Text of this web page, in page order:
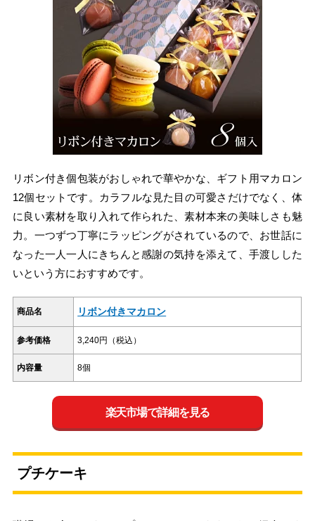
リボン付き個包装がおしゃれで華やかな、ギフト用マカロン
12個セットです。カラフルな見た目の可愛さだけでなく、体
に良い素材を取り入れて作られた、素材本来の美味しさも魅
力。一つずつ丁寧にラッピングがされているので、お世話に
なった一人一人にきちんと感謝の気持を添えて、手渡しした
いという方におすすめです。
商品名 リボン付きマカロン
参考価格 3,240円（税込）
内容量 8個
楽天市場で詳細を見る
プチケーキ